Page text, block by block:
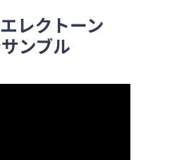
レクトーン
ンブル